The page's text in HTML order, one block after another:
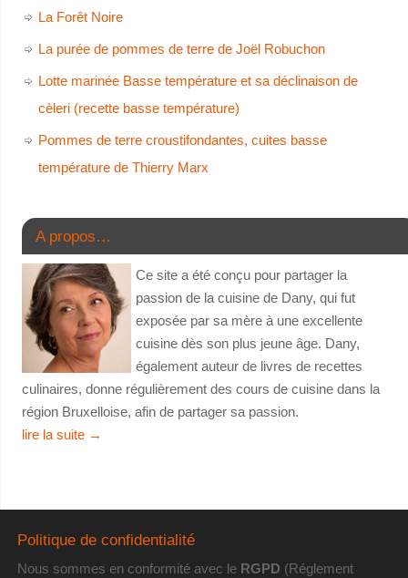
La Forêt Noire
La purée de pommes de terre de Joël Robuchon
Lotte marinée Basse température et sa déclinaison de
cèleri (recette basse température)
Pommes de terre croustifondantes, cuites basse
température de Thierry Marx
A propos…
Ce site a été conçu pour partager la
passion de la cuisine de Dany, qui fut
exposée par sa mère à une excellente
cuisine dès son plus jeune âge. Dany,
également auteur de livres de recettes
culinaires, donne régulièrement des cours de cuisine dans la
région Bruxelloise, afin de partager sa passion.
lire la suite →
Politique de confidentialité
Nous sommes en conformité avec le RGPD (Réglement